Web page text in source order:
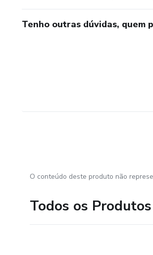
Tenho outras dúvidas, quem
O conteúdo deste produto não
Todos os Produtos